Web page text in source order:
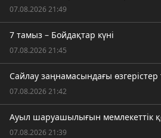
07.08.2026 21:49
7 тамыз – Бойдақтар күні
07.08.2026 21:45
Сайлау заңнамасындағы өзгерістер
07.08.2026 21:42
Ауыл шаруашылығын мемлекеттік
07.08.2026 21:39